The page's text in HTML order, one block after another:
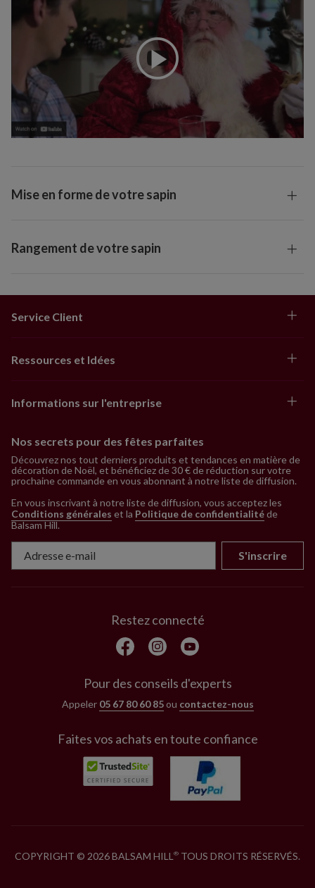
Mise en forme de votre sapin
Rangement de votre sapin
Service Client
Ressources et Idées
Informations sur l'entreprise
Nos secrets pour des fêtes parfaites
Découvrez nos tout derniers produits et tendances en matière de
décoration de Noël, et bénéficiez de 30 € de réduction sur votre
prochaine commande en vous abonnant à notre liste de diffusion.
En vous inscrivant à notre liste de diffusion, vous acceptez les
Conditions générales et la Politique de confidentialitéde
Balsam Hill.
S'inscrire
Restez connecté
Pour des conseils d'experts
Appeler 05 67 80 60 85ou contactez-nous
Faites vos achats en toute confiance
COPYRIGHT © 2026 BALSAM HILL ® TOUS DROITS RÉSERVÉS.